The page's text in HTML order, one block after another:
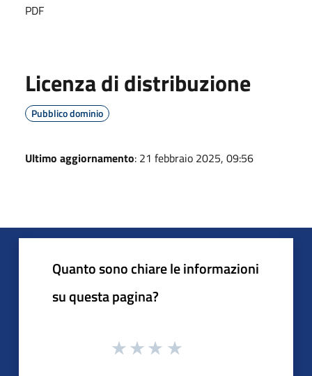
PDF
Licenza di distribuzione
Pubblico dominio
Ultimo aggiornamento: 21 febbraio 2025, 09:56
Quanto sono chiare le informazioni
su questa pagina?